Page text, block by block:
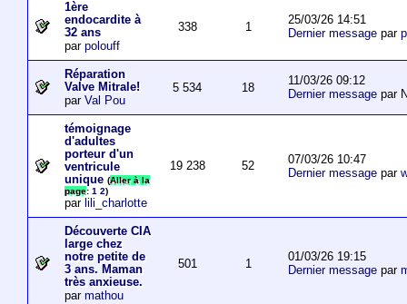
1ère
endocardite à
32 ans
par polouff
338 1
25/03/26 14:51
Dernier messagepar
Réparation
Valve Mitrale!
par Val Pou
5 534 18
11/03/26 09:12
Dernier messagepar
témoignage
d'adultes
porteur d'un
ventricule
unique (Aller à la
page: 1 2)
par lili_charlotte
19 238 52
07/03/26 10:47
Dernier messagepar
Découverte CIA
large chez
notre petite de
3 ans. Maman
très anxieuse.
par mathou
501 1
01/03/26 19:15
Dernier messagepar